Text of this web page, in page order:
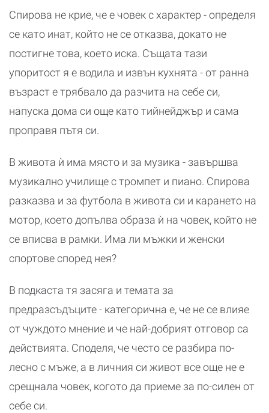
Спирова не крие, че е човек с характер - определя
се като инат, който не се отказва, докато не
постигне това, което иска. Същата тази
упоритост я е водила и извън кухнята - от ранна
възраст е трябвало да разчита на себе си,
напуска дома си още като тийнейджър и сама
проправя пътя си.
В живота ѝ има място и за музика - завършва
музикално училище с тромпет и пиано. Спирова
разказва и за футбола в живота си и карането на
мотор, което допълва образа ѝ на човек, който не
се вписва в рамки. Има ли мъжки и женски
спортове според нея?
В подкаста тя засяга и темата за
предразсъдъците - категорична е, че не се влияе
от чуждото мнение и че най-добрият отговор са
действията. Споделя, че често се разбира по-
лесно с мъже, а в личния си живот все още не е
срещнала човек, когото да приеме за по-силен от
себе си.